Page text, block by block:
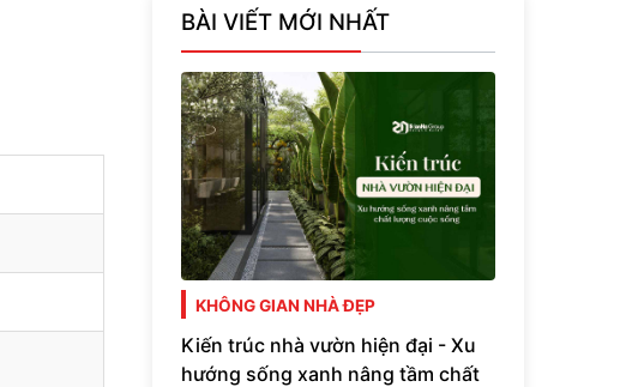
BÀI VIẾT MỚI NHẤT
KHÔNG GIAN NHÀ ĐẸP
Kiến trúc nhà vườn hiện đại - Xu
hướng sống xanh nâng tầm chất